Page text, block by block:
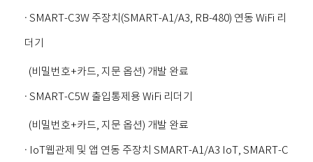
· SMART-C3W 주장치(SMART-A1/A3, RB-480) 연동 WiFi 리
더기
(비밀번호+카드, 지문 옵션) 개발 완료
· SMART-C5W 출입통제용 WiFi 리더기
(비밀번호+카드, 지문 옵션) 개발 완료
· IoT웹관제 및 앱 연동 주장치 SMART-A1/A3 IoT, SMART-C